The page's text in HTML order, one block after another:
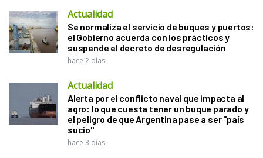
Actualidad
Se normaliza el servicio de buques y puertos:
el Gobierno acuerda con los prácticos y
suspende el decreto de desregulación
hace 2 días
Actualidad
Alerta por el conflicto naval que impacta al
agro: lo que cuesta tener un buque parado y
el peligro de que Argentina pase a ser "país
sucio"
hace 3 días